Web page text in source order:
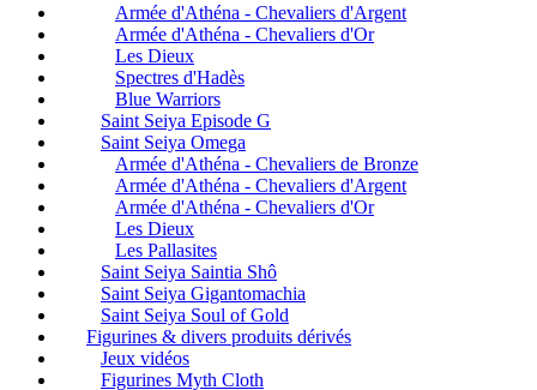
Armée d'Athéna - Chevaliers d'Argent
Armée d'Athéna - Chevaliers d'Or
Les Dieux
Spectres d'Hadès
Blue Warriors
Saint Seiya Episode G
Saint Seiya Omega
Armée d'Athéna - Chevaliers de Bronze
Armée d'Athéna - Chevaliers d'Argent
Armée d'Athéna - Chevaliers d'Or
Les Dieux
Les Pallasites
Saint Seiya Saintia Shô
Saint Seiya Gigantomachia
Saint Seiya Soul of Gold
Figurines & divers produits dérivés
Jeux vidéos
Figurines Myth Cloth